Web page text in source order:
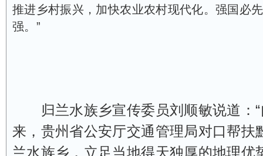
推进乡村振兴，加快农业农村现代化。强国必
强。”
归兰水族乡宣传委员刘顺敏说道：“
来，贵州省公安厅交通管理局对口帮扶
兰水族乡，立足当地得天独厚的地理优